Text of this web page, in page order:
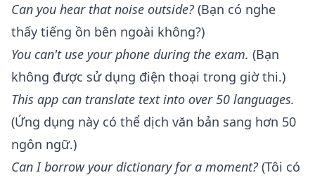
Can you hear that noise outside? (Bạn có nghe
thấy tiếng ồn bên ngoài không?)
You can't use your phone during the exam. (Bạn
không được sử dụng điện thoại trong giờ thi.)
This app can translate text into over 50 languages.
(Ứng dụng này có thể dịch văn bản sang hơn 50
ngôn ngữ.)
Can I borrow your dictionary for a moment? (Tôi có